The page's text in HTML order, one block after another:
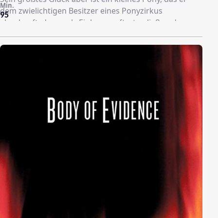
dem zwielichtigen Besitzer eines Ponyzirkus
abgekauft, der es als Einhorn auftreten ließ und
schlecht behandelte. Eines Tages bringt das Pony ein
kleines Fohlen zur Welt, das Billy Nico nennt. Und Nico
Einhorn auf dem Kopf und es hat magische Kräfte.
Fehrnsehen auf die Geschichte aufmerksam. Aus
Furcht davor, Nico könnte etwas zustoßen, flieht Billy
95
Min.